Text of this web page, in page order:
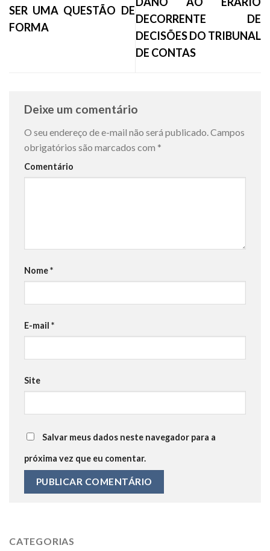
SER UMA QUESTÃO DE
FORMA
DECORRENTE DE
DECISÕES DO TRIBUNAL
DE CONTAS
Deixe um comentário
O seu endereço de e-mail não será publicado. Campos
obrigatórios são marcados com *
Comentário
Nome*
E-mail *
Site
Salvar meus dados neste navegador para a
próxima vez que eu comentar.
CATEGORIAS